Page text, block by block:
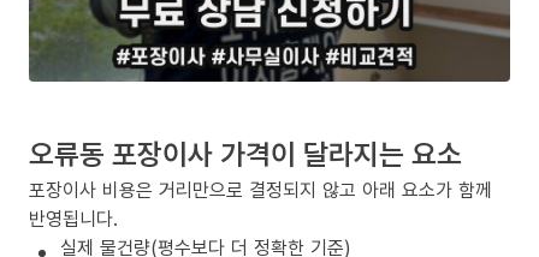
오류동 포장이사 가격이 달라지는 요소
포장이사 비용은 거리만으로 결정되지 않고 아래 요소가 함께
반영됩니다.
실제 물건량(평수보다 더 정확한 기준)